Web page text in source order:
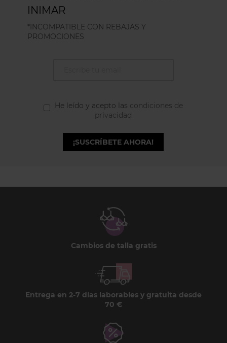
INIMAR
*INCOMPATIBLE CON REBAJAS Y
PROMOCIONES
He leído y acepto las condiciones de
privacidad
¡SUSCRÍBETE AHORA!
Cambios de talla gratis
Entrega en 2-7 días laborables y gratuita desde
70 €